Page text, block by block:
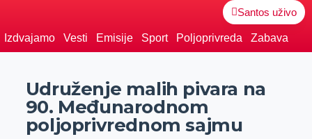
Santos uživo
Izdvajamo Vesti Emisije Sport Poljoprivreda Zabava
Udruženje malih pivara na
90. Međunarodnom
poljoprivrednom sajmu